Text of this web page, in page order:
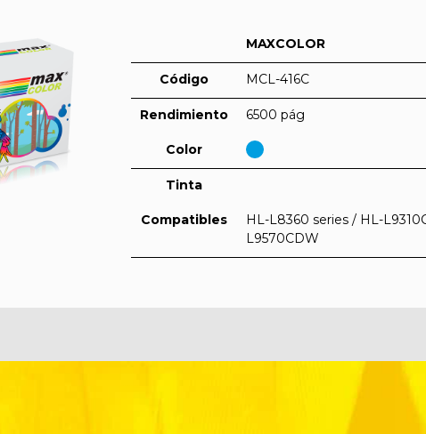
MAXCOLOR
Código MCL-416C
Rendimiento 6500 pág
Color
Tinta
Compatibles
HL-L8360 series / HL-
L9570CDW